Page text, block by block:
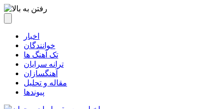
اخبار
خوانندگان
تک آهنگ ها
ترانه سرایان
آهنگسازان
مقاله و تحلیل
پیوندها